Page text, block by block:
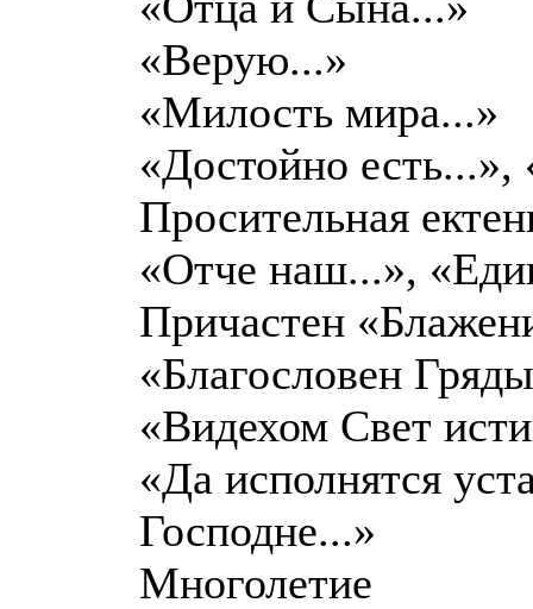
«Верую...»
«Милость мира...»
«Достойно есть...»,
Просительная
«Отче наш...»,
Причастен
«Благословен
«Видехом Свет
«Да исполнятся
Господне...»
Многолетие